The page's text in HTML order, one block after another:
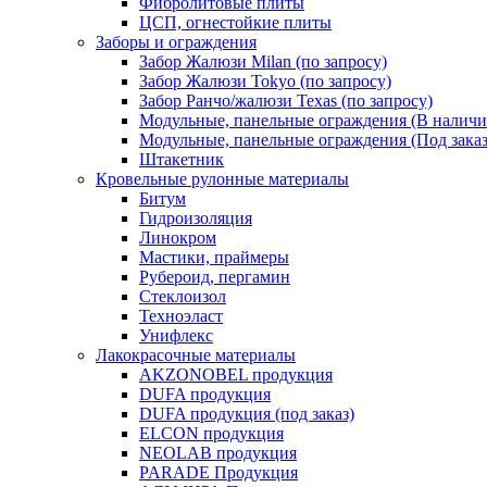
ЦСП, огнестойкие плиты
Заборы и ограждения
Забор Жалюзи Milan (по запросу)
Забор Жалюзи Tokyo (по запросу)
Забор Ранчо/жалюзи Texas (по запросу)
Модульные, панельные ограждения (В
Модульные, панельные ограждения (Под
Штакетник
Кровельные рулонные материалы
Битум
Гидроизоляция
Линокром
Мастики, праймеры
Рубероид, пергамин
Стеклоизол
Техноэласт
Унифлекс
Лакокрасочные материалы
AKZONOBEL продукция
DUFA продукция
DUFA продукция (под заказ)
ELCON продукция
NEOLAB продукция
PARADE Продукция